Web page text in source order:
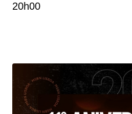
20h00